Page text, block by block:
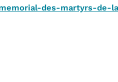
des-martyrs-de-